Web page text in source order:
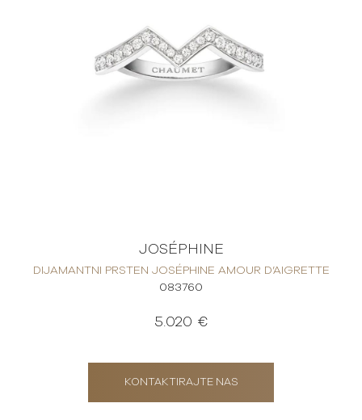
JOSÉPHINE
DIJAMANTNI PRSTEN JOSÉPHINE AMOUR D’AIGRETTE
083760
5.020 €
KONTAKTIRAJTE NAS